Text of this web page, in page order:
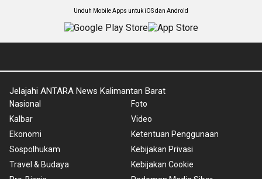
Unduh Mobile Apps untuk iOS dan Android
Jelajahi ANTARA News Kalimantan Barat
Nasional
Kalbar
Ekonomi
Sospolhukam
Travel & Budaya
Foto
Video
Ketentuan Penggunaan
Kebijakan Privasi
Kebijakan Cookie